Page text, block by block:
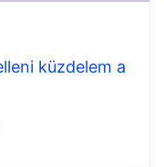
küzdelem a